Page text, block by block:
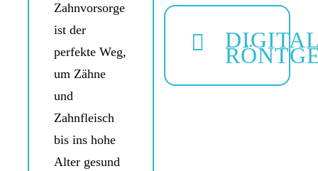
Zahnvorsorge
ist der
perfekte Weg,
um Zähne
und
Zahnfleisch
bis ins hohe
Alter gesund